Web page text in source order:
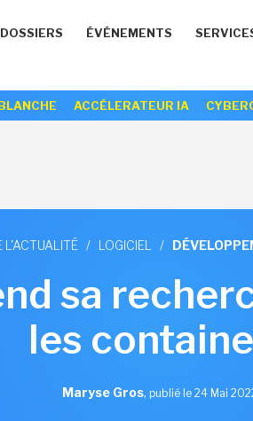
DOSSIERS ÉVÉNEMENTS
ACCÉLERATEUR IA
L'ACTUALITÉ / LOGICIEL /
sa
les
Maryse Gros, publié le 24 Mai